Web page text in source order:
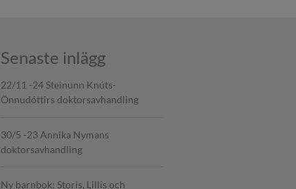
Senaste inlägg
22/11 -24 Steinunn Knúts-
Önnudóttirs doktorsavhandling
30/5 -23 Annika Nymans
doktorsavhandling
Ny barnbok: Storis, Lillis och